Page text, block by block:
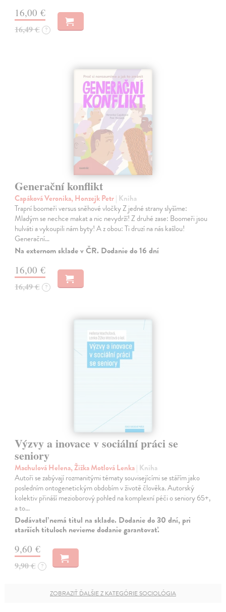
16,00 €
16,49 € ?
Generační konflikt
Capáková Veronika, Honzejk Petr| Kniha
Trapní boomeři versus sněhové vločky Z jedné strany slyšíme:
Mladým se nechce makat a nic nevydrží! Z druhé zase: Boomeři jsou
hulváti a vykoupili nám byty! A z obou: Ti druzí na nás kašlou!
Generační…
Na externom sklade v ČR. Dodanie do 16 dní
16,00 €
16,49 € ?
Výzvy a inovace v sociální práci se
seniory
Machulová Helena, Žižka Motlová Lenka| Kniha
Autoři se zabývají rozmanitými tématy souvisejícími se stářím jako
posledním ontogenetickým obdobím v životě člověka. Autorský
kolektiv přináší mezioborový pohled na komplexní péči o seniory 65+,
a to…
Dodávateľ nemá titul na sklade. Dodanie do 30 dní, pri
starších tituloch nevieme dodanie garantovať.
9,60 €
9,90 € ?
ZOBRAZIŤ ĎALŠIE Z KATEGÓRIE SOCIOLÓGIA